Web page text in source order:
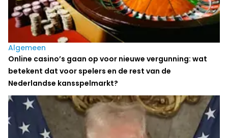
Algemeen
Online casino’s gaan op voor nieuwe vergunning: wat
betekent dat voor spelers en de rest van de
Nederlandse kansspelmarkt?